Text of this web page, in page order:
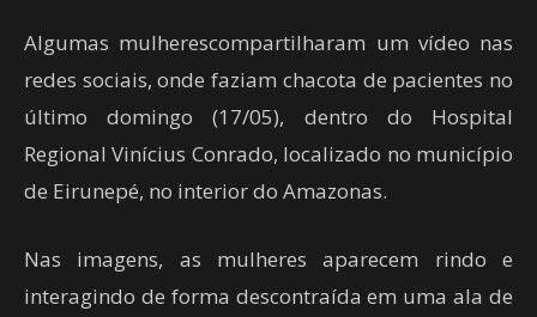
Algumas mulherescompartilharam um vídeo nas
redes sociais, onde faziam chacota de pacientes no
último domingo (17/05), dentro do Hospital
Regional Vinícius Conrado, localizado no município
de Eirunepé, no interior do Amazonas.
Nas imagens, as mulheres aparecem rindo e
interagindo de forma descontraída em uma ala de